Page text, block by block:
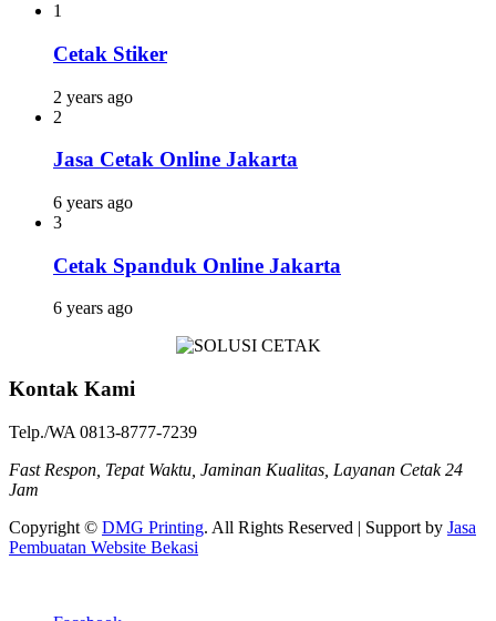
1
Cetak Stiker
2 years ago
2
Jasa Cetak Online Jakarta
6 years ago
3
Cetak Spanduk Online Jakarta
6 years ago
Kontak Kami
Telp./WA 0813-8777-7239
Fast Respon, Tepat Waktu, Jaminan Kualitas, Layanan Cetak 24
Jam
Copyright © DMG Printing. All Rights Reserved | Support by Jasa
Pembuatan Website Bekasi